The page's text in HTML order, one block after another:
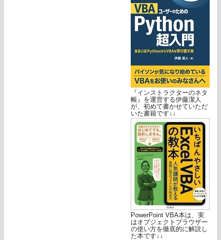
『インストラクターのネタ
帳』を運営する伊藤潔人
が、初めて書かせていただ
いた書籍です↓↓
PowerPoint VBA本は、実
はオブジェクトブラウザー
の使い方を徹底的に解説し
た本です↓↓